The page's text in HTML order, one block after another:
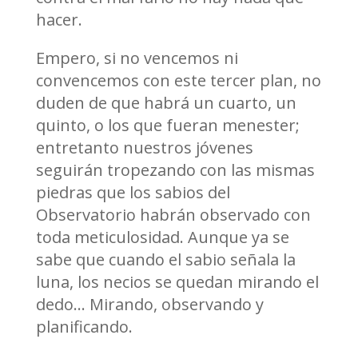
hacer.
Empero, si no vencemos ni
convencemos con este tercer plan, no
duden de que habrá un cuarto, un
quinto, o los que fueran menester;
entretanto nuestros jóvenes
seguirán tropezando con las mismas
piedras que los sabios del
Observatorio habrán observado con
toda meticulosidad. Aunque ya se
sabe que cuando el sabio señala la
luna, los necios se quedan mirando el
dedo… Mirando, observando y
planificando.